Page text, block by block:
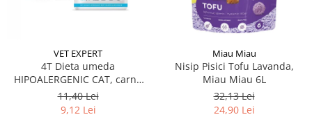
VET EXPERT
4T Dieta umeda
HIPOALERGENIC CAT, carne
de curcan, plic 100 gr
11,40 Lei
9,12 Lei
Miau Miau
Nisip Pisici Tofu Lavanda,
Miau Miau 6L
32,13 Lei
24,90 Lei